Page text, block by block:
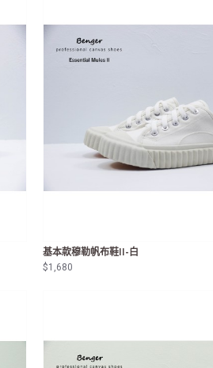
基本款穆勒帆布鞋II-白
$1,680